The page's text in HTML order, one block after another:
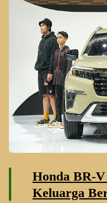
Honda BR-
Keluarga